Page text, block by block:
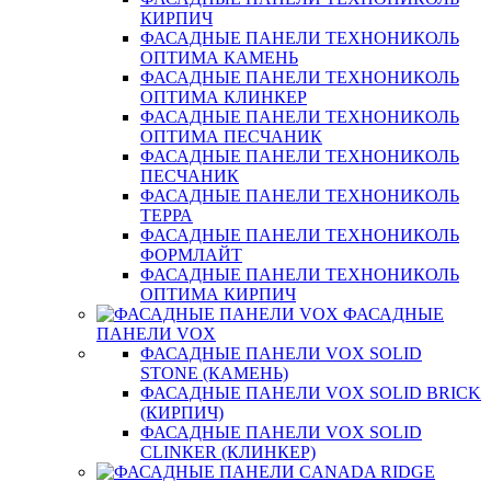
КИРПИЧ
ФАСАДНЫЕ ПАНЕЛИ ТЕХНОНИКОЛЬ
ОПТИМА КАМЕНЬ
ФАСАДНЫЕ ПАНЕЛИ ТЕХНОНИКОЛЬ
ОПТИМА КЛИНКЕР
ФАСАДНЫЕ ПАНЕЛИ ТЕХНОНИКОЛЬ
ОПТИМА ПЕСЧАНИК
ФАСАДНЫЕ ПАНЕЛИ ТЕХНОНИКОЛЬ
ПЕСЧАНИК
ФАСАДНЫЕ ПАНЕЛИ ТЕХНОНИКОЛЬ
ТЕРРА
ФАСАДНЫЕ ПАНЕЛИ ТЕХНОНИКОЛЬ
ФОРМЛАЙТ
ФАСАДНЫЕ ПАНЕЛИ ТЕХНОНИКОЛЬ
ОПТИМА КИРПИЧ
ФАСАДНЫЕ
ПАНЕЛИ VOX
ФАСАДНЫЕ ПАНЕЛИ VOX SOLID
STONE (КАМЕНЬ)
ФАСАДНЫЕ ПАНЕЛИ VOX SOLID BRICK
(КИРПИЧ)
ФАСАДНЫЕ ПАНЕЛИ VOX SOLID
CLINКER (КЛИНКЕР)